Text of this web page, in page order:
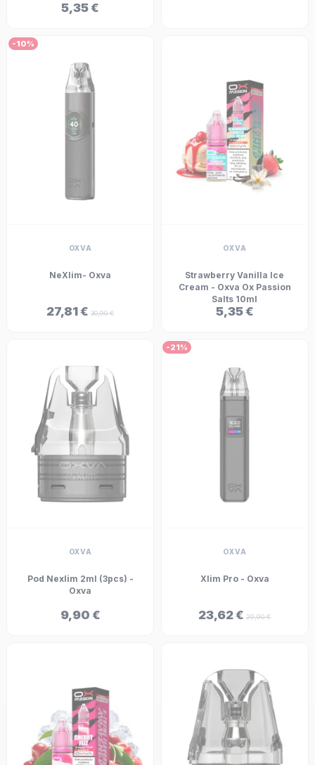
5,35 €
-10%
OXVA
NeXlim- Oxva
27,81 €30,90 €
OXVA
Strawberry Vanilla Ice
Cream - Oxva Ox Passion
Salts 10ml
5,35 €
OXVA
Pod Nexlim 2ml (3pcs) -
Oxva
9,90 €
-21%
OXVA
Xlim Pro - Oxva
23,62 €29,90 €